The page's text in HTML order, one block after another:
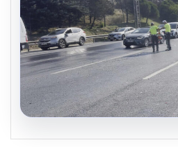
08.08.2026